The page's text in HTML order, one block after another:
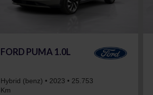
FORD PUMA 1.0L
Hybrid (benz) • 2023 • 25.753
Km